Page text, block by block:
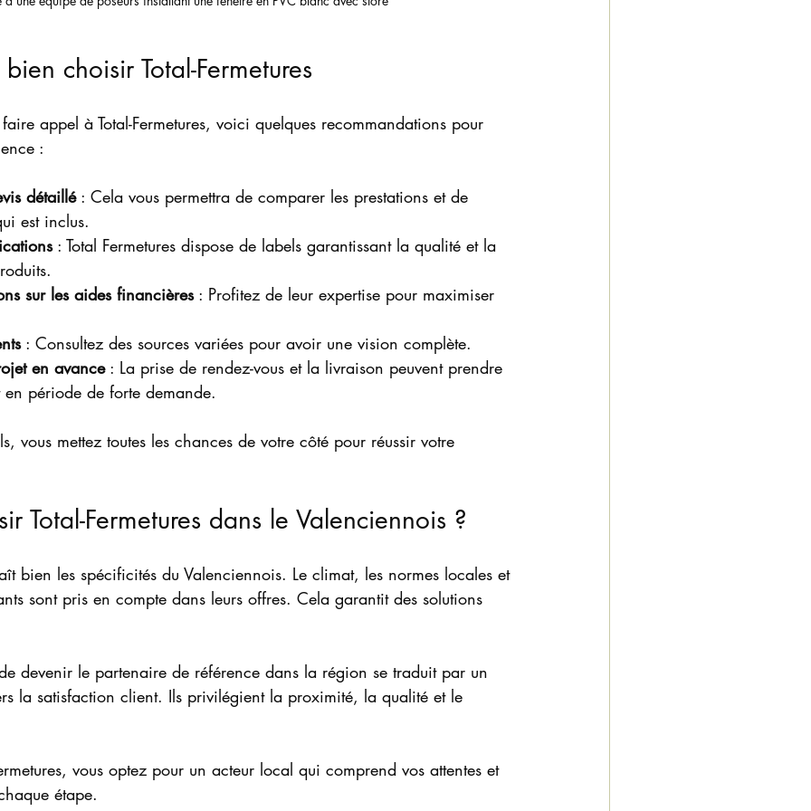
choisir Total-Fermetures
appel à Total-Fermetures, voici quelques recommandations pour
:
détaillé : Cela vous permettra de comparer les prestations et de
est inclus.
: Total Fermetures dispose de labels garantissant la qualité et la
sur les aides financières : Profitez de leur expertise pour maximiser
: Consultez des sources variées pour avoir une vision complète.
en avance : La prise de rendez-vous et la livraison peuvent prendre
en période de forte demande.
vous mettez toutes les chances de votre côté pour réussir votre
Total-Fermetures dans le Valenciennois ?
bien les spécificités du Valenciennois. Le climat, les normes locales et
sont pris en compte dans leurs offres. Cela garantit des solutions
devenir le partenaire de référence dans la région se traduit par un
la satisfaction client. Ils privilégient la proximité, la qualité et le
vous optez pour un acteur local qui comprend vos attentes et
étape.